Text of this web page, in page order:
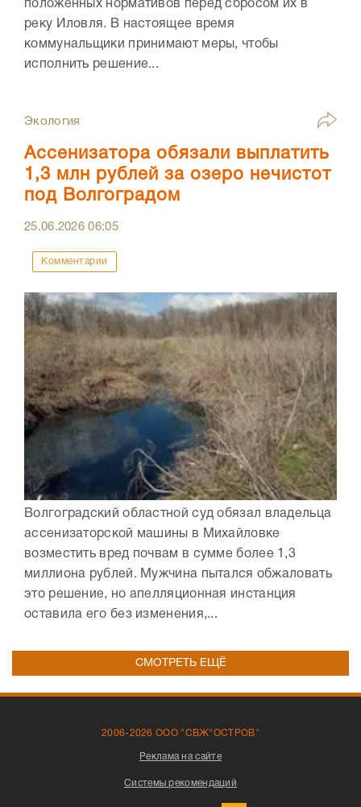
положенных нормативов перед сбросом их в
реку Иловля. В настоящее время
коммунальщики принимают меры, чтобы
исполнить решение...
Экология
Ассенизатора обязали выплатить
1,3 млн рублей за озеро нечистот
под Волгоградом
25.06.202606:05
Комментарии
Волгоградский областной суд обязал владельца
ассенизаторской машины в Михайловке
возместить вред почвам в сумме более 1,3
миллиона рублей. Мужчина пытался обжаловать
это решение, но апелляционная инстанция
оставила его без изменения,...
СМОТРЕТЬ ЕЩЁ
2006-2026 ООО "СВЖ"ОСТРОВ"
Реклама на сайте
Системы рекомендаций